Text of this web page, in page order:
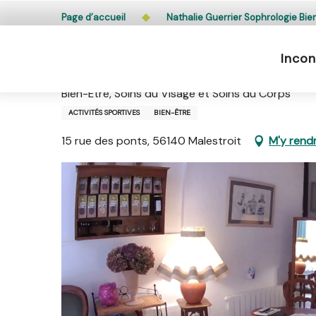
au
L’accès du public aux bois, massifs forestiers et
Page d’accueil Nathalie Guerrier Sophrologie
Nathalie Guerrier Sophrologie
Bien-Être, Soins du Visage et Soins du Corps
ACTIVITÉS SPORTIVES BIEN-ÊTRE
15 rue des ponts, 56140 Malestroit M'y